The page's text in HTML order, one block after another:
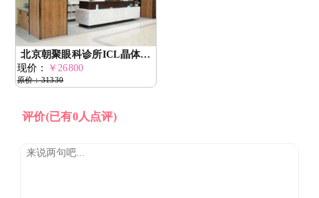
北京朝聚眼科诊所ICL晶体植
入手术怎么样？优势多恢复
现价： ￥26800
原价：31330
评价(已有0人点评)